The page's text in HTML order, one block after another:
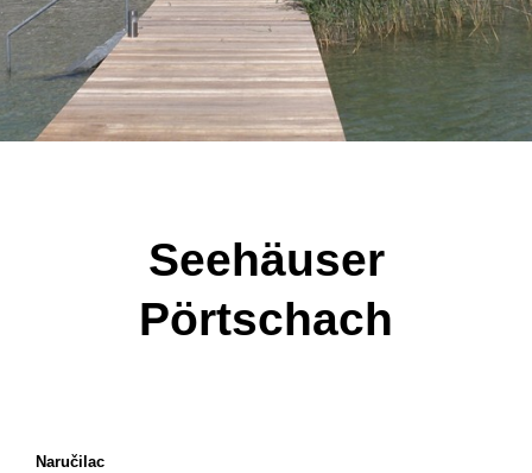
Seehäuser
Pörtschach
Naručilac